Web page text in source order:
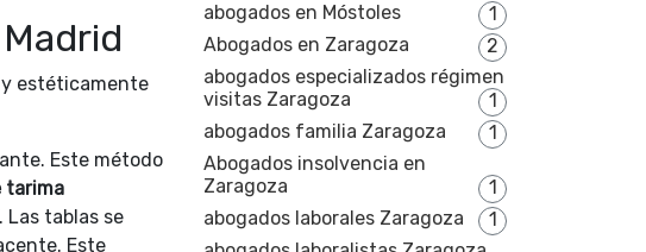
estéticamente
Este método
tarima
tablas se
Este
abogados en Móstoles
1
Abogados en Zaragoza
2
abogados especializados régimen
visitas Zaragoza
1
abogados familia Zaragoza
1
Abogados insolvencia en
Zaragoza
1
abogados laborales Zaragoza
1